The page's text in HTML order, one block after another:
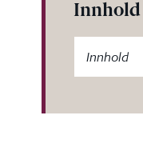
Innhold
Innhold